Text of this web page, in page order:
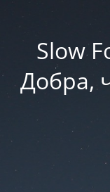
Slow
Добра,